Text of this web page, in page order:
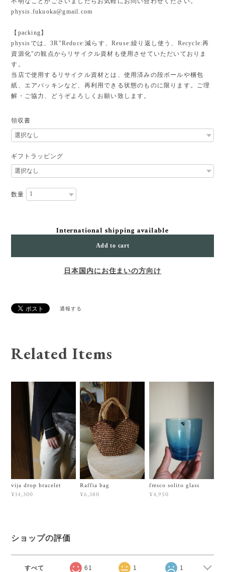
physis.fukuoka@gmail.com
【packing】
physisでは、3R"Reduce:減らす、Reuse:繰り返し使う、Recycle:再
資源化"の観点からリサイクル資材も使用させていただいておりま
す。
当店で使用するリサイクル資材とは、使用済みの段ボールや梱包
紙、エアパッキンなど、再利用できる状態のものに限ります。ご理
解・ご協力、どうぞよろしくお願い致します。
領収書
ギフトラッピング
数量
International shipping available
Add to cart
日本国内にお住まいの方向け
通報する
Related Items
vija drop bracelet
¥14,300
Raffia bag
¥6,380
fresco solito glass
¥4,950
ショップの評価
すべて 61 1 1